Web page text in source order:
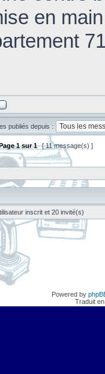
en
publiés depuis :
1sur1 [ 11 message(s) ]
inscrit et 20 invité(s)
Powered by
Traduit